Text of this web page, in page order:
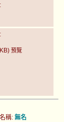
預覽
名稱: 無名